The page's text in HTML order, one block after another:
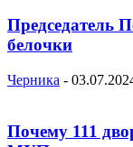
Председатель
белочки
Черника -
Почему 111